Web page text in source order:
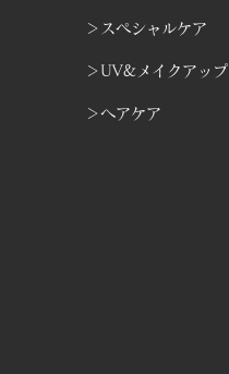
＞スペシャルケア
＞UV&メイクアップ
＞ヘアケア